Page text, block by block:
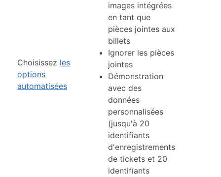
Choisissez les
options
automatisées
images intégrées
en tant que
pièces jointes aux
billets
Ignorer les pièces
jointes
Démonstration
avec des
données
personnalisées
(jusqu'à 20
identifiants
d'enregistrements
de tickets et 20
identifiants